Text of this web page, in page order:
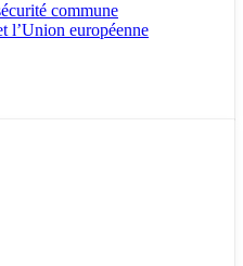
commune
l’Union européenne